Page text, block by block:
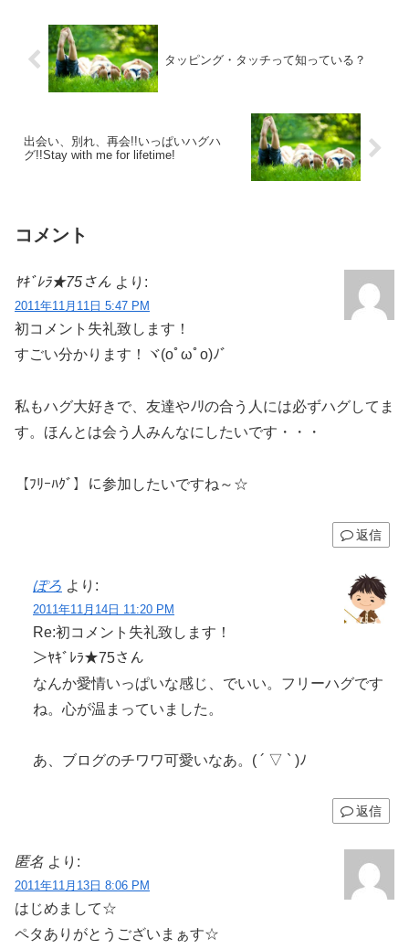
タッピング・タッチって知っている？
出会い、別れ、再会!!いっぱいハグハ
グ!!Stay with me for lifetime!
コメント
ﾔｷﾞﾚﾗ★75さん より:
2011年11月11日 5:47 PM
初コメント失礼致します！
すごい分かります！ヾ(oﾟωﾟo)ﾉﾞ
私もハグ大好きで、友達やﾉﾘの合う人には必ずハグしてま
す。ほんとは会う人みんなにしたいです・・・
【ﾌﾘｰﾊｸﾞ】に参加したいですね～☆
返信
ぽろ より:
2011年11月14日 11:20 PM
Re:初コメント失礼致します！
＞ﾔｷﾞﾚﾗ★75さん
なんか愛情いっぱいな感じ、でいい。フリーハグです
ね。心が温まっていました。
あ、ブログのチワワ可愛いなあ。( ´ ▽ ` )ﾉ
返信
匿名 より:
2011年11月13日 8:06 PM
はじめまして☆
ペタありがとうございまぁす☆